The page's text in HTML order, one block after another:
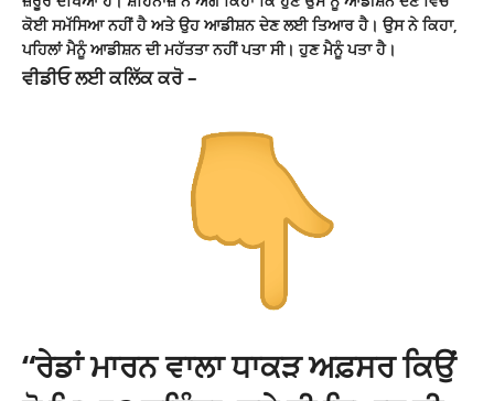
ਕੋਈ ਸਮੱਸਿਆ ਨਹੀਂ ਹੈ ਅਤੇ ਉਹ ਆਡੀਸ਼ਨ ਦੇਣ ਲਈ ਤਿਆਰ ਹੈ। ਉਸ ਨੇ ਕਿਹਾ,
ਪਹਿਲਾਂ ਮੈਨੂੰ ਆਡੀਸ਼ਨ ਦੀ ਮਹੱਤਤਾ ਨਹੀਂ ਪਤਾ ਸੀ। ਹੁਣ ਮੈਨੂੰ ਪਤਾ ਹੈ।
ਵੀਡੀਓ ਲਈ ਕਲਿੱਕ ਕਰੋ –
“ਰੇਡਾਂ ਮਾਰਨ ਵਾਲਾ ਧਾਕੜ ਅਫ਼ਸਰ ਕਿਉਂ